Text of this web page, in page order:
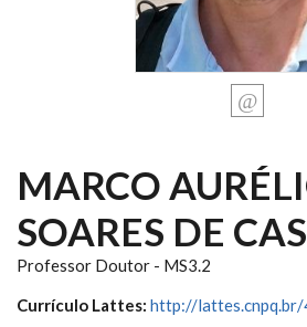
MARCO
SOARES DE
Professor Doutor - MS3.2
Currículo Lattes: http://